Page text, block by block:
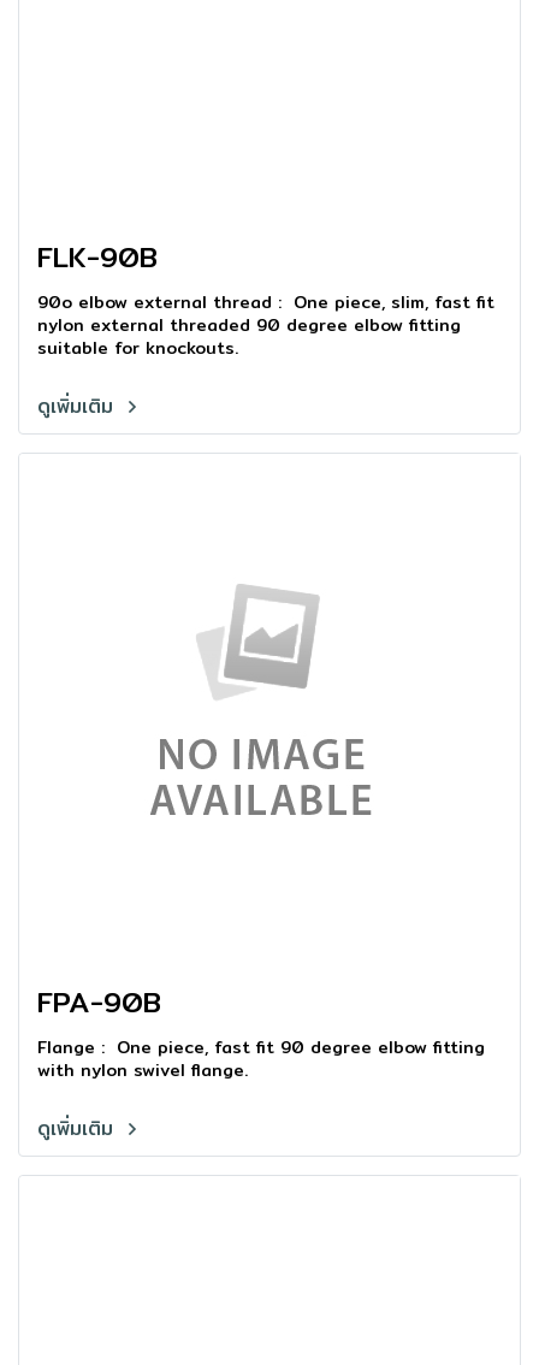
FLK-90B
90o elbow external thread : One piece, slim, fast fit
nylon external threaded 90 degree elbow fitting
suitable for knockouts.
ดูเพิ่มเติม
FPA-90B
Flange : One piece, fast fit 90 degree elbow fitting
with nylon swivel flange.
ดูเพิ่มเติม